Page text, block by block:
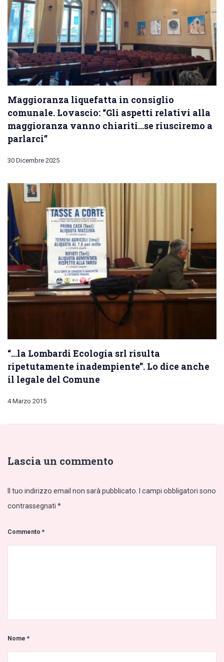
Maggioranza liquefatta in consiglio
comunale. Lovascio: “Gli aspetti relativi alla
maggioranza vanno chiariti…se riusciremo a
parlarci”
30 Dicembre 2025
“…la Lombardi Ecologia srl risulta
ripetutamente inadempiente”. Lo dice anche
il legale del Comune
4 Marzo 2015
Lascia un commento
Il tuo indirizzo email non sarà pubblicato.
I campi obbligatori sono
contrassegnati *
Commento*
Nome*